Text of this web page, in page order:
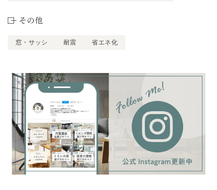
その他
窓・サッシ 耐震 省エネ化